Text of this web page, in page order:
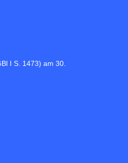
I S. 1473) am 30.